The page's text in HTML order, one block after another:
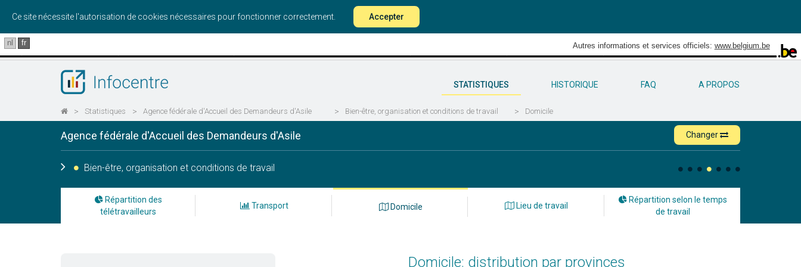
Ce site nécessite l'autorisation de cookies nécessaires pour fonctionner correctement. Accepter
nl fr Autres informations et services officiels: www.belgium.be
STATISTIQUES HISTORIQUE FAQ A PROPOS
> Statistiques > Agence fédérale d'Accueil des Demandeurs d'Asile > Bien-être, organisation et conditions de travail > Domicile
Agence fédérale d'Accueil des Demandeurs d'Asile Changer
Bien-être, organisation et conditions de travail
Répartition des
télétravailleurs
Transport Domicile Lieu de travail
Répartition selon le temps
de travail
Domicile: distribution par provinces